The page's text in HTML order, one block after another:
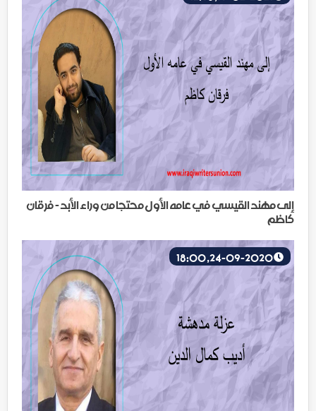
إلى مهند القيسي في عامه الأول محتجا من وراء الأبد - فرقان
كاظم